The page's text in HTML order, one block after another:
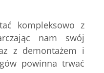
kompleksowo z
nam swój
z demontażem i
powinna trwać